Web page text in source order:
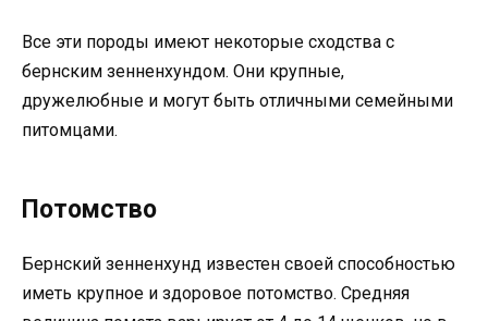
Все эти породы имеют некоторые сходства с
бернским зенненхундом. Они крупные,
дружелюбные и могут быть отличными семейными
питомцами.
Потомство
Бернский зенненхунд известен своей способностью
иметь крупное и здоровое потомство. Средняя